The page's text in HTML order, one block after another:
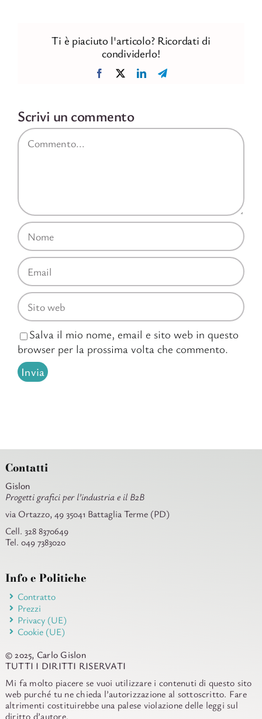
Ti è piaciuto l'articolo? Ricordati di
condividerlo!
Facebook LinkedInTelegram
Scrivi un commento
Commento
Salva il mio nome, email e sito web in questo
browser per la prossima volta che commento.
Contatti
Gislon
Progetti grafici per l’industria e il B2B
via Ortazzo, 49 35041 Battaglia Terme (PD)
Cell. 328 8370649
Tel. 049 7383020
Info e Politiche
Contratto
Prezzi
Privacy (UE)
Cookie (UE)
© 2025, Carlo Gislon
TUTTI I DIRITTI RISERVATI
Mi fa molto piacere se vuoi utilizzare i contenuti di questo sito
web purché tu ne chieda l’autorizzazione al sottoscritto. Fare
altrimenti costituirebbe una palese violazione delle leggi sul
diritto d’autore.